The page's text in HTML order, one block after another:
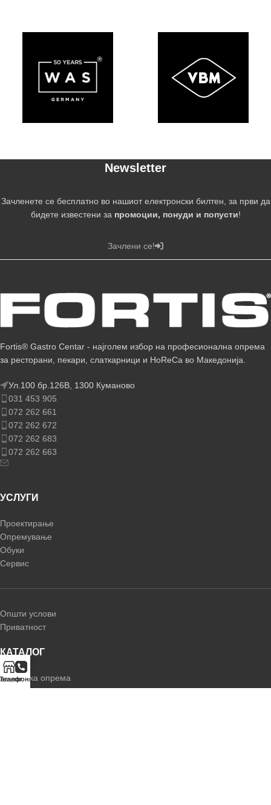
Newsletter
Зачленете се бесплатно во нашиот електронски билтен, за први да
бидете известени за промоции, понуди и попусти!
Зачлени се!
Fortis® Gastro Centar - најголем избор на професионална опрема
за ресторани, пекари, слаткарници и HoReCa во Македонија.
Ул.100 бр.126В, 1300 Куманово
031 453 905
072 262 661
072 262 672
072 262 683
072 262 663
УСЛУГИ
Проектирање
Опремување
Обуки
Сервис
Општи услови
Приватност
КАТАЛОГ
Термичка опрема
Конвектомати